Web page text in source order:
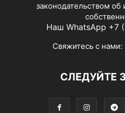
законодательством об
Наш WhatsApp +7
Свяжитесь с нами:
СЛЕДУЙТЕ